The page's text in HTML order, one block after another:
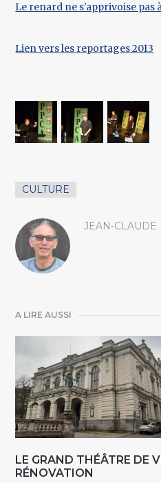
Le renard ne s'apprivoise pas
Lien vers les reportages 2013
CULTURE
JEAN-CLAUDE
A LIRE AUSSI
LE GRAND THÉÂTRE DE
RÉNOVATION